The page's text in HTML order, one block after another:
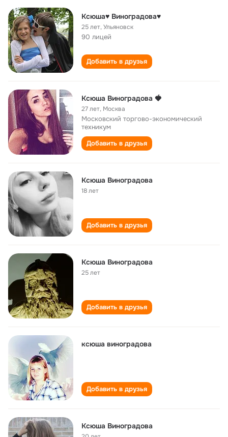
Ксюша♥ Виноградова♥
25 лет,Ульяновск
90 лицей
Добавить в друзья
Ксюша Виноградова 🍓
27 лет, Москва
Московский торгово-экономический
техникум
Добавить в друзья
Ксюша Виноградова
18 лет
Добавить в друзья
Ксюша Виноградова
25 лет
Добавить в друзья
ксюша виноградова
Добавить в друзья
Ксюша Виноградова